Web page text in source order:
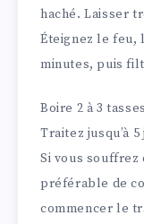
haché. Laisser
Éteignez le feu,
minutes, puis
Boire 2 à 3
Traitez jusqu’à
Si vous
préférable de
commencer le